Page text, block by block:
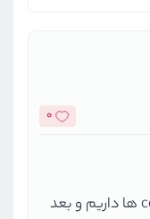
0
خوب مشخصه ما یه لیست از courses ها داریم و بعد